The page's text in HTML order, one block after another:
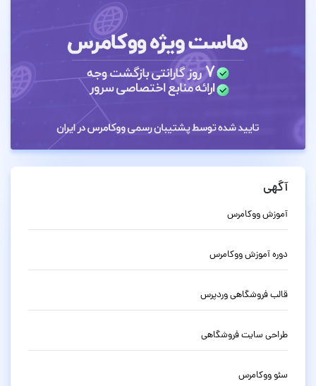
آگهی
آموزش ووکامرس
دوره آموزش ووکامرس
قالب فروشگاهی وردپرس
طراحی سایت فروشگاهی
سئو ووکامرس